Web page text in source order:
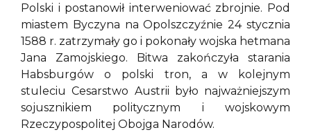
Polski i postanowił interweniować zbrojnie. Pod
miastem Byczyna na Opolszczyźnie 24 stycznia
1588 r. zatrzymały go i pokonały wojska hetmana
Jana Zamojskiego. Bitwa zakończyła starania
Habsburgów o polski tron, a w kolejnym
stuleciu Cesarstwo Austrii było najważniejszym
sojusznikiem politycznym i wojskowym
Rzeczypospolitej Obojga Narodów.